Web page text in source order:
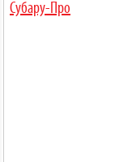
Субару-Про